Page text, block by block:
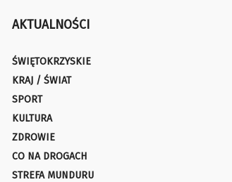
AKTUALNOŚCI
ŚWIĘTOKRZYSKIE
KRAJ / ŚWIAT
SPORT
KULTURA
ZDROWIE
CO NA DROGACH
STREFA MUNDURU